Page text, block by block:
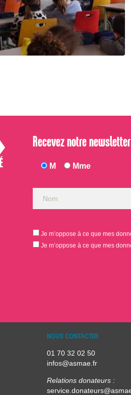
Recevez notre newsletter
M Mme
Je m’oppose à ce que mes
Je m’oppose à ce que mes
NOUS CONTACTER
01 70 32 02 50
infos@asmae.fr
Relations donateurs :